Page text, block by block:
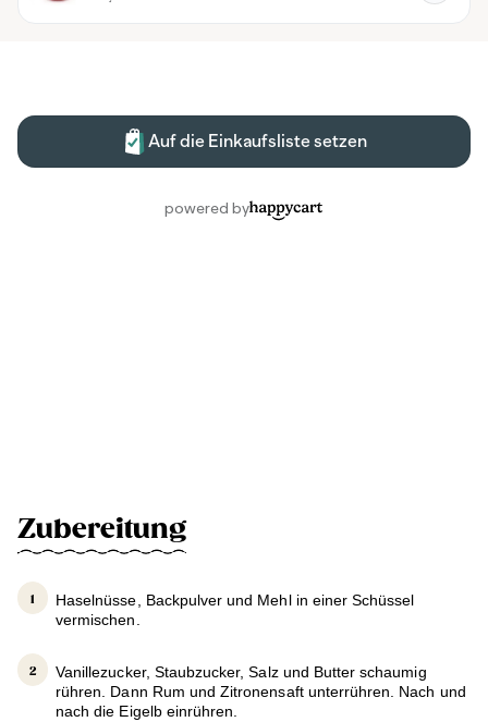
Zubereitung
Haselnüsse, Backpulver und Mehl in einer Schüssel
vermischen.
Vanillezucker, Staubzucker, Salz und Butter schaumig
rühren. Dann Rum und Zitronensaft unterrühren. Nach und
nach die Eigelb einrühren.